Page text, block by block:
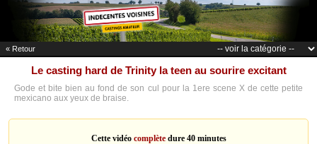
« Retour
Le casting hard de Trinity la teen au sourire excitant
Gode et bite bien au fond de son cul pour la 1ere scene X de cette petite
mexicano aux yeux de braise.
Cette vidéo complètedure 40 minutes